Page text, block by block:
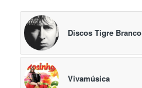
Discos Tigre Branco
Vivamúsica